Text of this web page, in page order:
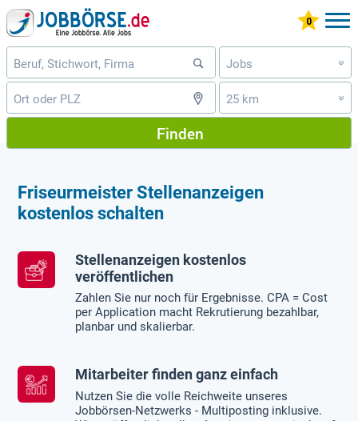
Jobs »
25 km »
Finden
Friseurmeister Stellenanzeigen
kostenlos schalten
Stellenanzeigen kostenlos
veröffentlichen
Zahlen Sie nur noch für Ergebnisse. CPA = Cost
per Application macht Rekrutierung bezahlbar,
planbar und skalierbar.
Mitarbeiter finden ganz einfach
Nutzen Sie die volle Reichweite unseres
Jobbörsen-Netzwerks - Multiposting inklusive.